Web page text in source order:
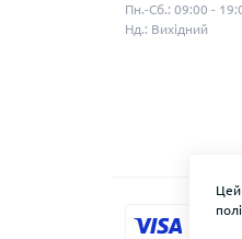
Пн.-Сб.: 09:00 -
Нд.: Вихідний
Цей